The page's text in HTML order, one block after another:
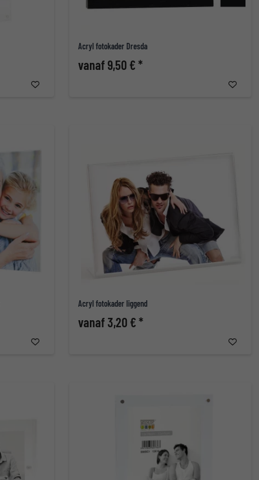
Acryl fotokader Dresda
vanaf 9,50 € *
Acryl fotokader liggend
vanaf 3,20 € *